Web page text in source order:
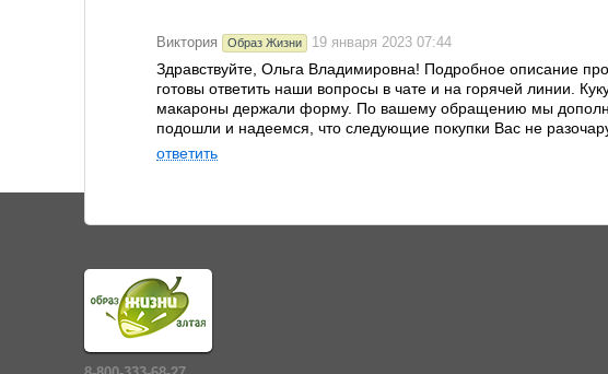
Виктория Образ Жизни 19 января 2023 07:44
Здравствуйте, Ольга Владимировна! Подробное описание
готовы ответить наши вопросы в чате и на горячей линии.
макароны держали форму. По вашему обращению мы
подошли и надеемся, что следующие покупки Вас не
ответить